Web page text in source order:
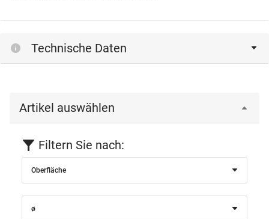
Technische Daten
Artikel auswählen
Filtern Sie nach:
Oberfläche
ø